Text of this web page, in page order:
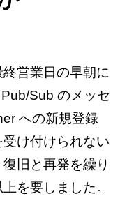
営業日の早朝に
Sub のメッセ
への新規登録
け付けられない
旧と再発を繰り
を要しました。